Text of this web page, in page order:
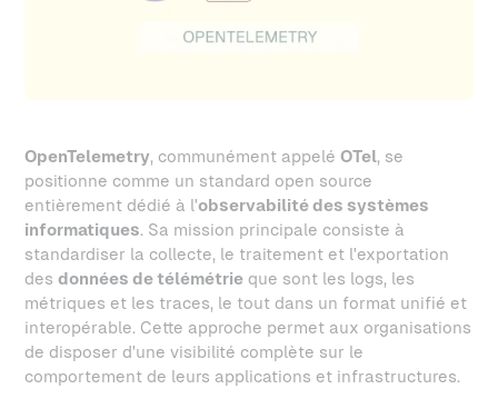
OpenTelemetry, communément appeléOTel, se
positionne comme un standard open source
entièrement dédié à l'observabilité des systèmes
informatiques. Sa mission principale consiste à
standardiser la collecte, le traitement et l'exportation
desdonnées de télémétrie que sont les logs, les
métriques et les traces, le tout dans un format unifié et
interopérable. Cette approche permet aux organisations
de disposer d'une visibilité complète sur le
comportement de leurs applications et infrastructures.